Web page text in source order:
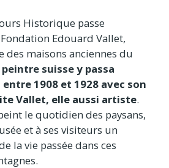
Historique passe
Edouard Vallet,
des maisons anciennes du
suisse y passa
1908 et 1928 avec son
Vallet, elle aussi artiste.
le quotidien des paysans,
et à ses visiteurs un
la vie passée dans ces